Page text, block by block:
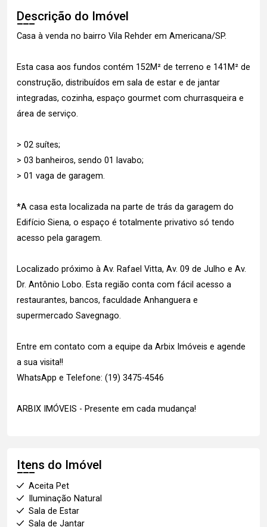
Descrição do Imóvel
Casa à venda no bairro Vila Rehder em Americana/SP.
Esta casa aos fundos contém 152M² de terreno e 141M² de
construção, distribuídos em sala de estar e de jantar
integradas, cozinha, espaço gourmet com churrasqueira e
área de serviço.
> 02 suítes;
> 03 banheiros, sendo 01 lavabo;
> 01 vaga de garagem.
*A casa esta localizada na parte de trás da garagem do
Edifício Siena, o espaço é totalmente privativo só tendo
acesso pela garagem.
Localizado próximo à Av. Rafael Vitta, Av. 09 de Julho e Av.
Dr. Antônio Lobo. Esta região conta com fácil acesso a
restaurantes, bancos, faculdade Anhanguera e
supermercado Savegnago.
Entre em contato com a equipe da Arbix Imóveis e agende
a sua visita!!
WhatsApp e Telefone: (19) 3475-4546
ARBIX IMÓVEIS - Presente em cada mudança!
Itens do Imóvel
Aceita Pet
Iluminação Natural
Sala de Estar
Sala de Jantar